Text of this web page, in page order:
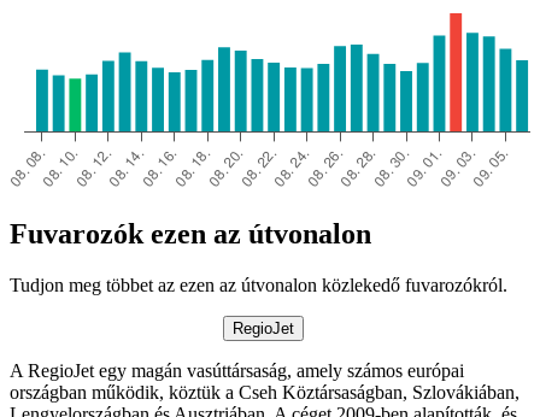
Fuvarozók ezen az útvonalon
Tudjon meg többet az ezen az útvonalon közlekedő fuvarozókról.
RegioJet
A RegioJet egy magán vasúttársaság, amely számos európai
országban működik, köztük a Cseh Köztársaságban, Szlovákiában,